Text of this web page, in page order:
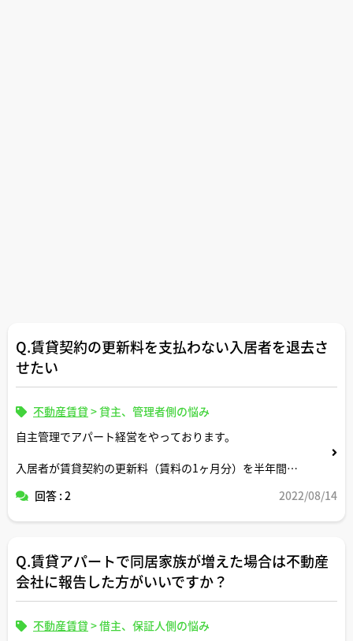
Q.賃貸契約の更新料を支払わない入居者を退去さ
せたい
不動産賃貸 >貸主、管理者側の悩み
自主管理でアパート経営をやっております。
入居者が賃貸契約の更新料（賃料の1ヶ月分）を半年間滞
ましたがダメでした。この場合、契約を解除して退去させ
回答 : 2 2022/08/14
Q.賃貸アパートで同居家族が増えた場合は不動産
会社に報告した方がいいですか？
不動産賃貸 >借主、保証人側の悩み